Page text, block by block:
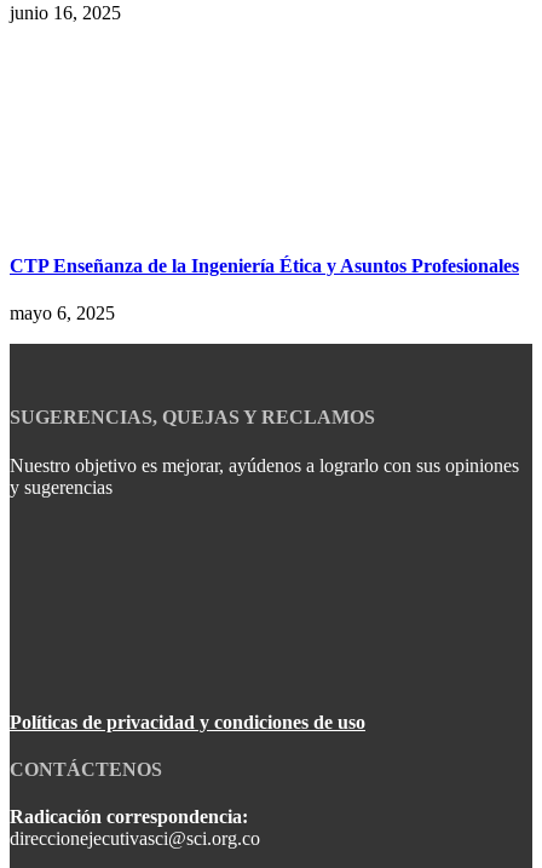
junio 16, 2025
CTP Enseñanza de la Ingeniería Ética y Asuntos Profesionales
mayo 6, 2025
SUGERENCIAS, QUEJAS Y RECLAMOS
Nuestro objetivo es mejorar, ayúdenos a lograrlo con sus opiniones
y sugerencias
Políticas de privacidad y condiciones de uso
CONTÁCTENOS
Radicación correspondencia:
direccionejecutivasci@sci.org.co